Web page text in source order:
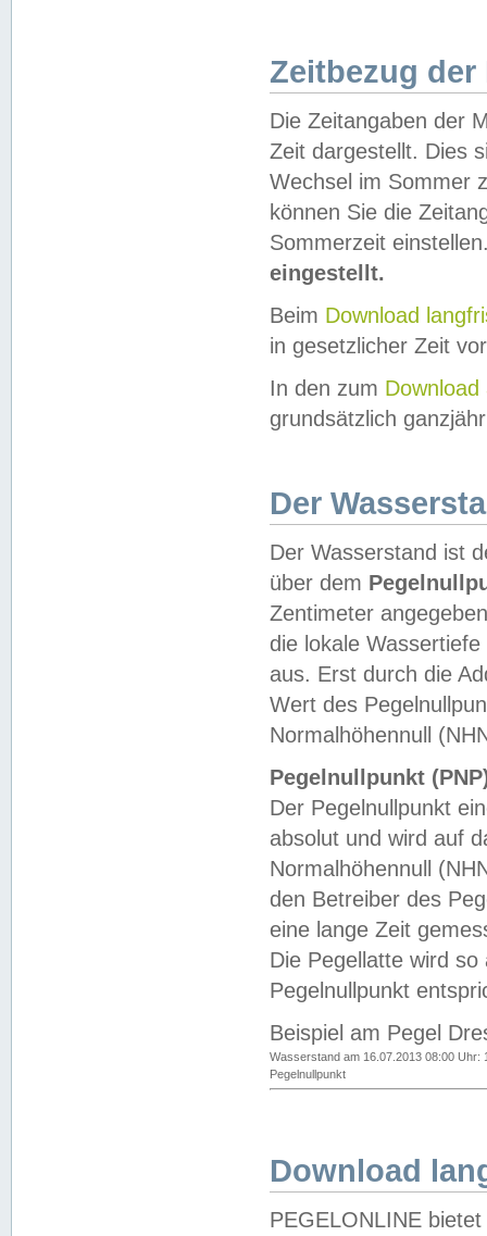
Zeitbezug der
Die Zeitangaben der
Zeit dargestellt. Dies
Wechsel im Sommer
können Sie die
Sommerzeit
eingestellt.
Beim Download
in gesetzlicher Zeit
In den zum Download
grundsätzlich
Der
Der Wasserstand ist
über dem
Zentimeter
die lokale
aus. Erst durch die
Wert des
Normalhöhennull
Pegelnullpunkt
Der Pegelnullpunkt
absolut und wird auf
Normalhöhennull
den Betreiber des
eine lange Zeit
Die Pegellatte wird
Pegelnullpunkt
Beispiel am Pegel
Wasserstand am 16.07.2013 08:00 Uhr:
Pegelnullpunkt
Download
PEGELONLINE